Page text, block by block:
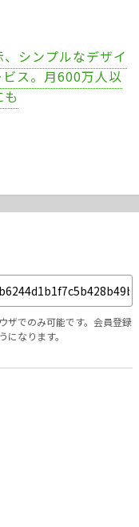
シンプルなデザイ
ス。月600万人以
ザでのみ可能です。会員登録
なります。